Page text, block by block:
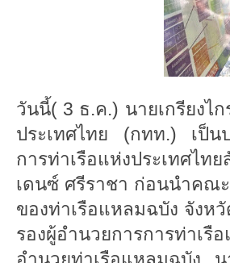
วันนี้( 3 ธ.ค.) นายเกรียงไ
ประเทศไทย (กทท.) เป็น
การท่าเรือแห่งประเทศไท
เดนซ์ ศรีราชา ก่อนนำคณ
ของท่าเรือแหลมฉบัง จังห
รองผู้อำนวยการการท่าเรื